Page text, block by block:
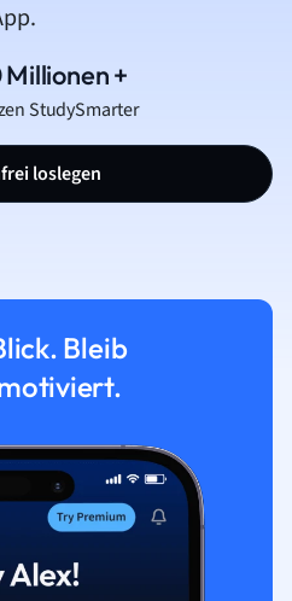
+
StudySmarter
loslegen
Bleib